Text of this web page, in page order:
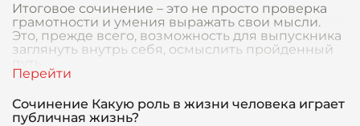
Итоговое сочинение – это не просто проверка
грамотности и умения выражать свои мысли.
Это, прежде всего, возможность для выпускника
заглянуть внутрь себя, осмыслить пройденный
Сочинение Какую роль в жизни человека играет
публичная жизнь?